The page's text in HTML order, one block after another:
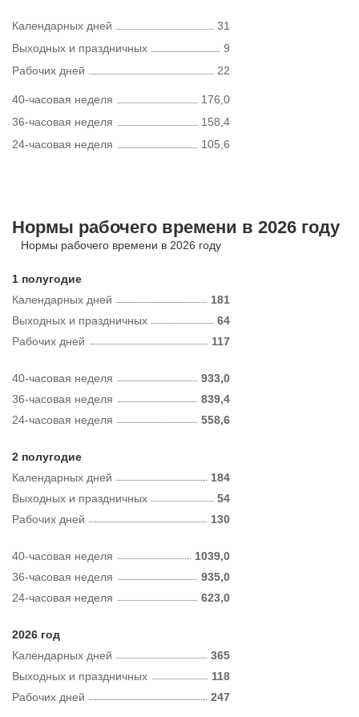
Календарных дней
31
Выходных и праздничных
9
Рабочих дней
22
40-часовая неделя
176,0
36-часовая неделя
158,4
24-часовая неделя
105,6
Нормы рабочего времени в 2026 году
Нормы рабочего времени в 2026 году
1 полугодие
Календарных дней
181
Рабочих дней 117
Выходных и праздничных 64
40-часовая неделя
933,0
36-часовая неделя
839,4
24-часовая неделя
558,6
2 полугодие
Календарных дней
184
Рабочих дней 130
Выходных и праздничных 54
40-часовая неделя
1039,0
36-часовая неделя
935,0
24-часовая неделя
623,0
2026 год
Календарных дней
365
Рабочих дней 247
Выходных и праздничных 118